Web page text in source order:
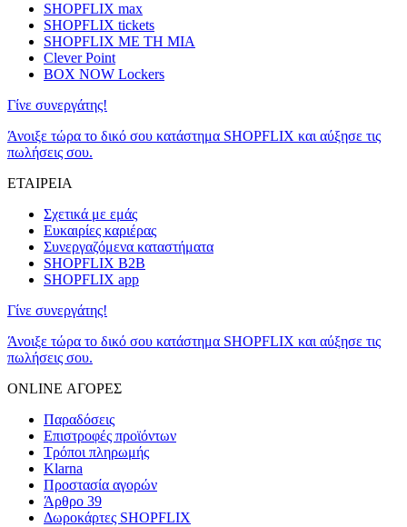
SHOPFLIX max
SHOPFLIX tickets
SHOPFLIX ΜΕ ΤΗ ΜΙΑ
Clever Point
BOX NOW Lockers
Γίνε συνεργάτης!
Άνοιξε τώρα το δικό σου κατάστημα SHOPFLIX και αύξησε τις
πωλήσεις σου.
ΕΤΑΙΡΕΙΑ
Σχετικά με εμάς
Ευκαιρίες καριέρας
Συνεργαζόμενα καταστήματα
SHOPFLIX B2B
SHOPFLIX app
Γίνε συνεργάτης!
Άνοιξε τώρα το δικό σου κατάστημα SHOPFLIX και αύξησε τις
πωλήσεις σου.
ONLINE ΑΓΟΡΕΣ
Παραδόσεις
Επιστροφές προϊόντων
Τρόποι πληρωμής
Klarna
Προστασία αγορών
Άρθρο 39
Δωροκάρτες SHOPFLIX